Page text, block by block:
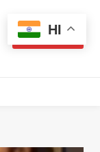
SUBSCRIBE
HI